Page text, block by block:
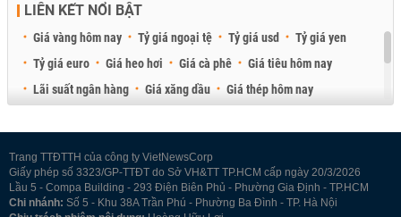
LIÊN KẾT NỔI BẬT
Giá vàng hôm nay Tỷ giá ngoại tệ Tỷ giá usd
Tỷ giá yen
Tỷ giá euro
Giá heo hơi Giá cà phê
Giá tiêu hôm nay
Lãi suất ngân hàng
Giá xăng dầu
Giá thép hôm nay
Trang TTĐTTH của công ty VietNewsCorp
Giấy phép số 3323/GP-TTĐT do Sở VH&TT TP.HCM cấp ngày 20/3/2026
Lầu 5 - Compa Building - 293 Điện Biên Phủ - Phường Gia Định - TP.HCM
Chi nhánh: Số 5 - Khu 38A Trần Phú - Phường Ba Đình - TP. Hà Nội